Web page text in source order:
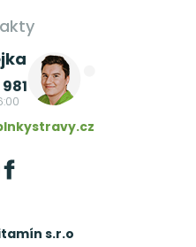
s.r.o